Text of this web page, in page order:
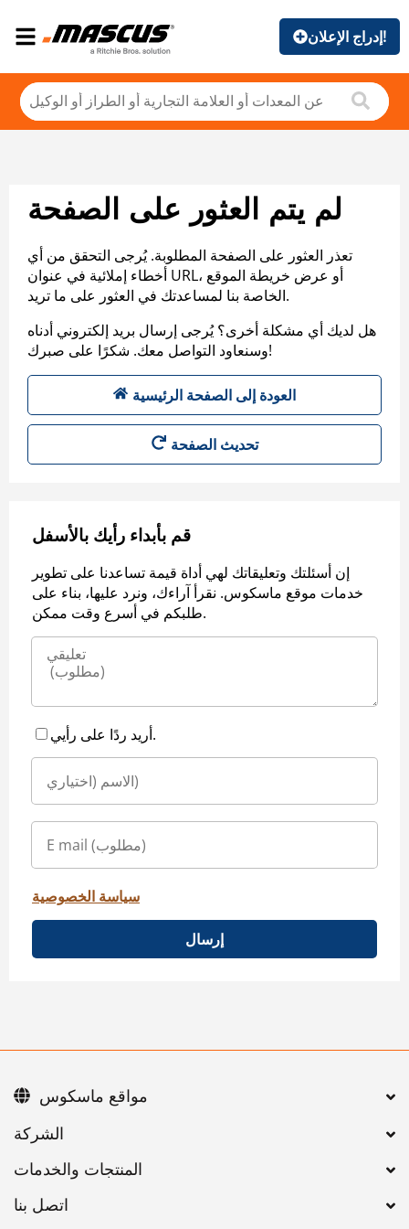
إدراج الإعلان!
لم يتم العثور على الصفحة
تعذر العثور على الصفحة المطلوبة. يُرجى التحقق من أي
أخطاء إملائية في عنوان URL، أو عرض خريطة الموقع
الخاصة بنا لمساعدتك في العثور على ما تريد.
هل لديك أي مشكلة أخرى؟ يُرجى إرسال بريد إلكتروني أدناه
وسنعاود التواصل معك. شكرًا على صبرك!
العودة إلى الصفحة الرئيسية
تحديث الصفحة
قم بأبداء رأيك بالأسفل
إن أسئلتك وتعليقاتك لهي أداة قيمة تساعدنا على تطوير
خدمات موقع ماسكوس. نقرأ آراءك، ونرد عليها، بناء على
طلبكم في أسرع وقت ممكن.
أريد ردًا على رأيي.
سياسة الخصوصية
إرسال
اتصل بنا
مواقع ماسكوس